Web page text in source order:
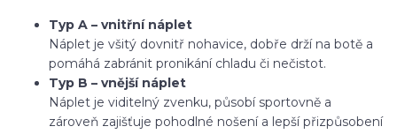
Typ A – vnitřní náplet
Náplet je všitý dovnitř nohavice, dobře drží na botě a
pomáhá zabránit pronikání chladu či nečistot.
Typ B – vnější náplet
Náplet je viditelný zvenku, působí sportovně a
zároveň zajišťuje pohodlné nošení a lepší přizpůsobení